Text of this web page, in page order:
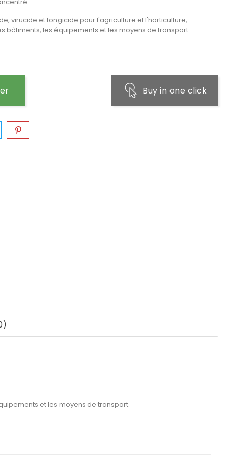
virucide et fongicide pour l'agriculture et l'horticulture,
bâtiments, les équipements et les moyens de transport.
Buy in one click
et les moyens de transport.